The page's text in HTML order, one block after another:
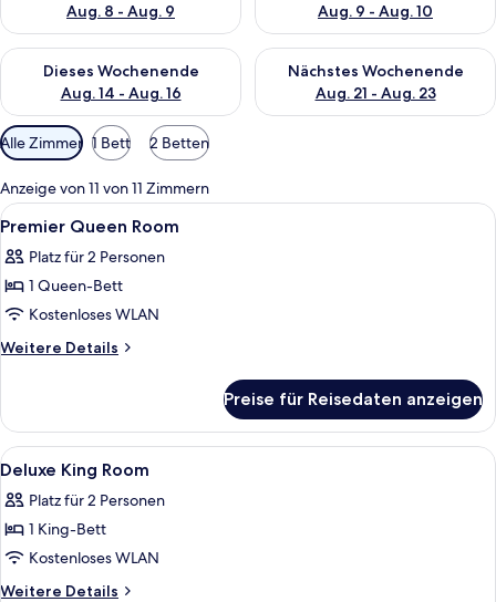
Aug. 8 - Aug. 9
Aug. 9 - Aug. 10
Dieses Wochenende
Aug. 14 - Aug. 16
Überprüfe die Verfügbarkeit für dieses Wochenende, Aug. 14
Nächstes Wochenende
Aug. 21 - Aug. 23
Überprüfe die Verfügbarkeit
Verfügbare
Filter
für
Zimmer
Alle Zimmer 1 Bett 2 Betten
Anzeige von 11 von 11 Zimmern
Alle
Fotos
für
Premier
Queen
Room
Hochwertige Bettwaren, Zimmersafe,
11
Premier Queen Room
Platz für 2 Personen
1 Queen-Bett
Kostenloses WLAN
Weitere Details
Weitere
Queen
Room
Preise für Reisedaten anzeigen
Alle
Fotos
für
Deluxe
King
Room
Hochwertige Bettwaren, Zimmersafe,
12
Deluxe King Room
Platz für 2 Personen
1 King-Bett
Kostenloses WLAN
Weitere Details
Weitere